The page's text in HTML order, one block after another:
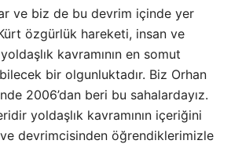
ve biz de bu devrim içinde yer
özgürlük hareketi, insan ve
kavramının en somut
bir olgunluktadır. Biz Orhan
2006’dan beri bu sahalardayız.
yoldaşlık kavramının içeriğini
devrimcisinden öğrendiklerimizle